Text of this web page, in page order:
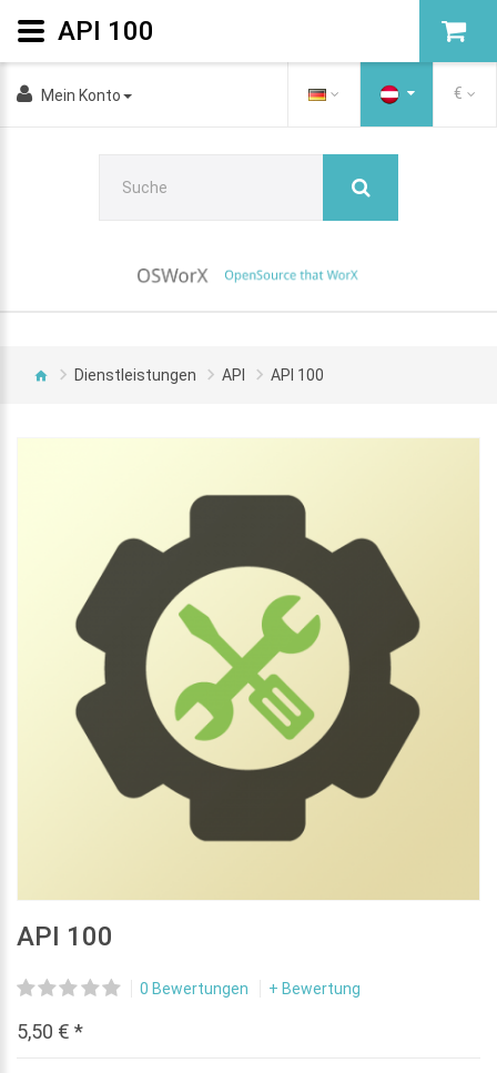
Mein Konto €
Dienstleistungen API API 100
API 100
0 Bewertungen + Bewertung
5,50 € *
API 100